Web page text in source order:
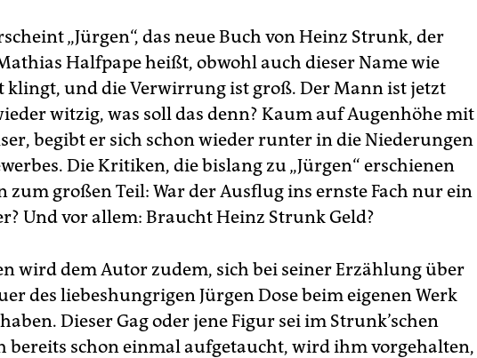
„Jürgen“, das neue Buch von Heinz Strunk, der
Halfpape heißt, obwohl auch dieser Name wie
klingt, und die Verwirrung ist groß. Der Mann ist jetzt
witzig, was soll das denn? Kaum auf Augenhöhe mit
begibt er sich schon wieder runter in die Niederungen
Die Kritiken, die bislang zu „Jürgen“ erschienen
zum großen Teil: War der Ausflug ins ernste Fach nur ein
Und vor allem: Braucht Heinz Strunk Geld?
wird dem Autor zudem, sich bei seiner Erzählung über
des liebeshungrigen Jürgen Dose beim eigenen Werk
Dieser Gag oder jene Figur sei im Strunk’schen
bereits schon einmal aufgetaucht, wird ihm vorgehalten,